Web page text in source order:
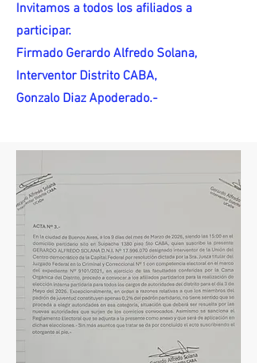
Invitamos a todos los afiliados a
participar.
Firmado Gerardo Alfredo Solana,
Interventor Distrito CABA,
Gonzalo Diaz Apoderado.-